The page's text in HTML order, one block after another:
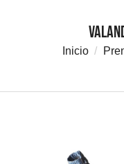
Inicio